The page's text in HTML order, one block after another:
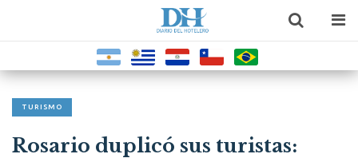
TURISMO
Rosario duplicó sus turistas: